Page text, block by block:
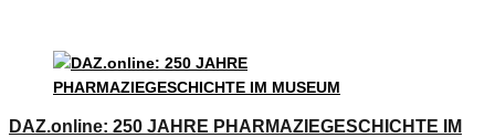
DAZ.online: 250 JAHRE PHARMAZIEGESCHICHTE IM